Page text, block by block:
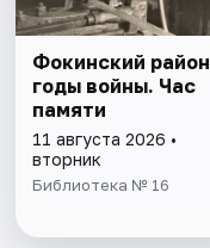
Фокинский
годы войны. Час
памяти
11 августа 2026 •
вторник
Библиотека № 16